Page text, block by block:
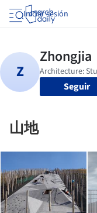
Iniciar sesión
Seguir
山地